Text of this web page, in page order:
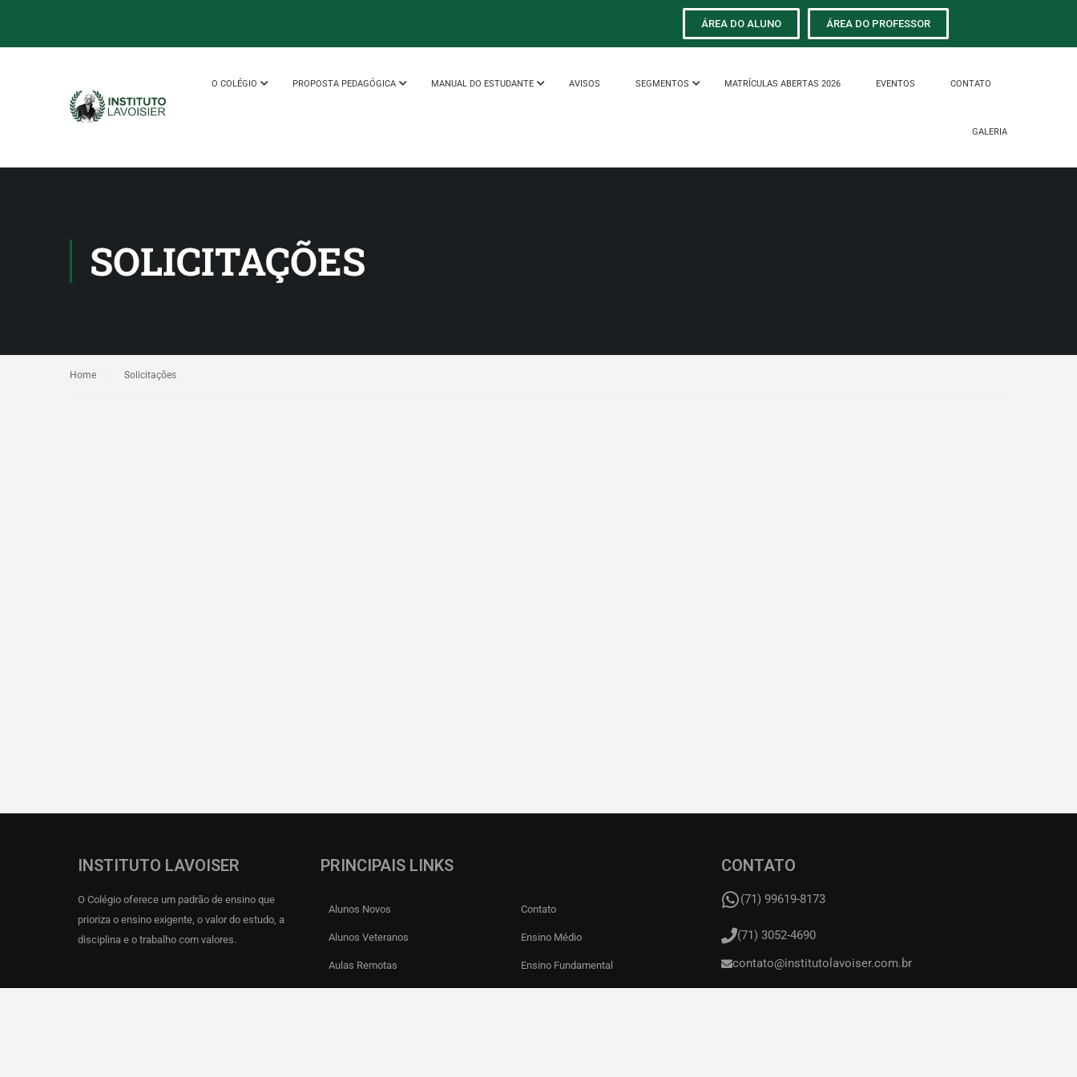
ÁREA DO ALUNO ÁREA DO PROFESSOR
O COLÉGIO PROPOSTA PEDAGÓGICA MANUAL DO ESTUDANTE AVISOS SEGMENTOS MATRÍCULAS ABERTAS 2026 EVENTOS CONTATO
GALERIA
SOLICITAÇÕES
Home Solicitações
INSTITUTO LAVOISER
O Colégio oferece um padrão de ensino que
prioriza o ensino exigente, o valor do estudo, a
disciplina e o trabalho com valores.
PRINCIPAIS LINKS
Alunos Novos
Alunos Veteranos
Aulas Remotas
Contato
Ensino Médio
Ensino Fundamental
CONTATO
(71) 99619-8173
(71) 3052-4690
contato@institutolavoiser.com.br